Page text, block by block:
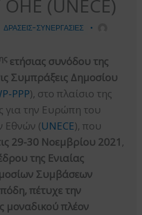
(UNECE)
ΔΡΑΣΕΙΣ-ΣΥΝΕΡΓΑΣΙΕΣ
•
ης ετήσιας συνόδου της
Συμπράξεις Δημοσίου
PPP), στο πλαίσιο της
για την Ευρώπη του
Εθνών (UNECE), που
29-30 Νοεμβρίου 2021,
της Ενιαίας
Συμβάσεων
πέτυχε την
μοναδικού πλέον